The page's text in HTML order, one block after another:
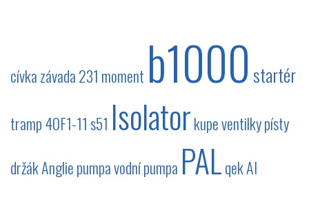
cívkazávada231 moment b1000 startér
tramp40F1-11s51 Isolatorkupeventilkypísty
držákAngliepumpavodní pumpa PALqekAI